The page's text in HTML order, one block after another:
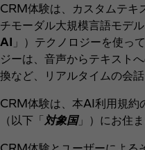
CRM体験は、カスタムテキ
チモーダル大規模言語モデ
AI 」）テクノロジーを使っ
ジーは、音声からテキスト
換など、リアルタイムの会
CRM体験は、本AI利用規約
（以下「対象国」）にお住